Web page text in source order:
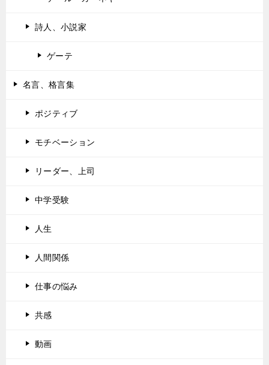
詩人、小説家
ゲーテ
名言、格言集
ポジティブ
モチベーション
リーダー、上司
中学受験
人生
人間関係
仕事の悩み
共感
動画